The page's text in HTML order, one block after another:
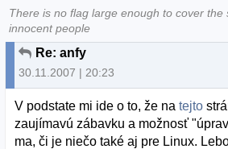
There is no flag large enough to cover the
innocent people
Re: anfy
30.11.2007 | 20:23
V podstate mi ide o to, že natejto
zaujímavú zábavku a možnosť
ma, či je niečo také aj pre Linux.